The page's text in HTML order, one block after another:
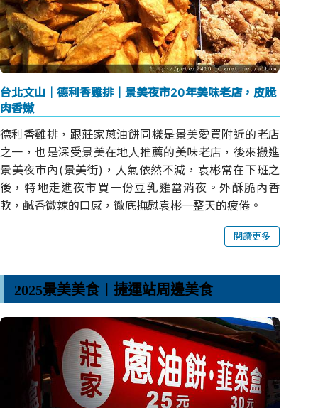
台北文山｜德利香雞排｜景美夜市20年美味老店，皮脆
肉香嫩
德利香雞排，跟莊家蔥油餅同樣是景美愛買附近的老店
之一，也是深受景美在地人推薦的美味老店，後來搬進
景美夜市內(景美街)，人氣依然不減，袁彬常在下班之
後，特地走進夜市買一份豆乳雞當消夜。外酥脆內香
軟，鹹香微辣的口感，徹底撫慰袁彬一整天的疲倦。
閱讀更多
2025景美美食︱捷運站周邊美食